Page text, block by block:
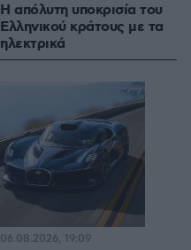
Η απόλυτη υποκρισία του
Ελληνικού κράτους με τα
ηλεκτρικά
06.08.2026, 19:09